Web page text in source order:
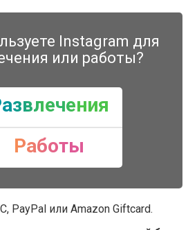
Instagram для
или работы?
Работы
PayPal или Amazon Giftcard.